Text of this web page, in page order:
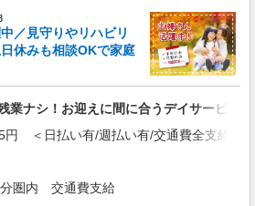
詳細を見る
CW 宇都宮支店/ms090101
向け住宅staff
時給1500円 ◆前払い・日払い・週払いOK
詳細を見る
／見守りやリハビリ
休みも相談OKで家庭
ナシ！お迎えに間に合うデイサービス
円 ＜日払い有/週払い有/交通費全支給(ガ
圏内 交通費支給